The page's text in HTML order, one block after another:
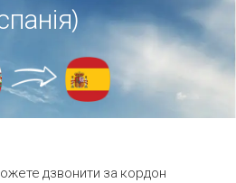
дзвонити за кордон